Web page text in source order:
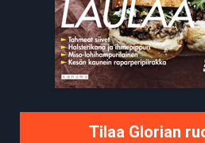
Tilaa Glorian